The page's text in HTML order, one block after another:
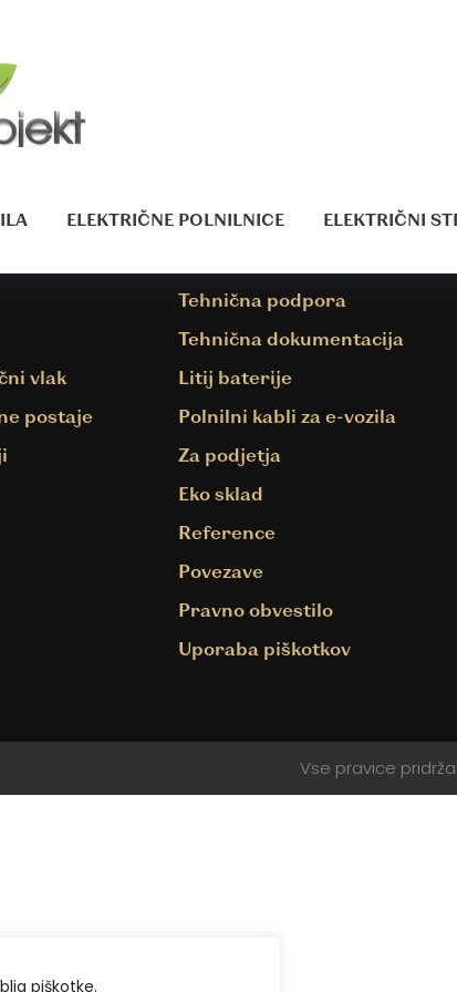
piškotke.
ELEKTRIČNE POLNILNICE ELEKTRIČNI
vlak
postaje
Tehnična podpora
Tehnična dokumentacija
Litij baterije
Polnilni kabli za e-vozila
Za podjetja
Eko sklad
Reference
Povezave
Pravno obvestilo
Uporaba piškotkov
Vse pravice